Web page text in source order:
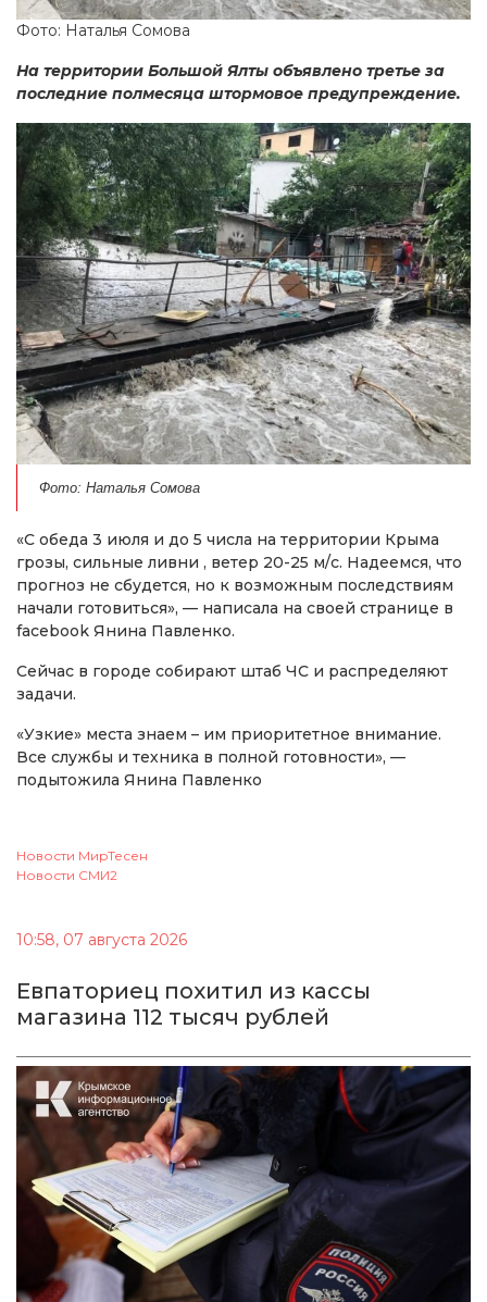
Фото: Наталья Сомова
На территории Большой Ялты объявлено третье за
последние полмесяца штормовое предупреждение.
Фото: Наталья Сомова
«С обеда 3 июля и до 5 числа на территории Крыма
грозы, сильные ливни , ветер 20-25 м/с. Надеемся, что
прогноз не сбудется, но к возможным последствиям
начали готовиться», — написала на своей странице в
facebook Янина Павленко.
Сейчас в городе собирают штаб ЧС и распределяют
задачи.
«Узкие» места знаем – им приоритетное внимание.
Все службы и техника в полной готовности», —
подытожила Янина Павленко
Новости МирТесен
Новости СМИ2
10:58, 07 августа 2026
Евпаториец похитил из кассы
магазина 112 тысяч рублей